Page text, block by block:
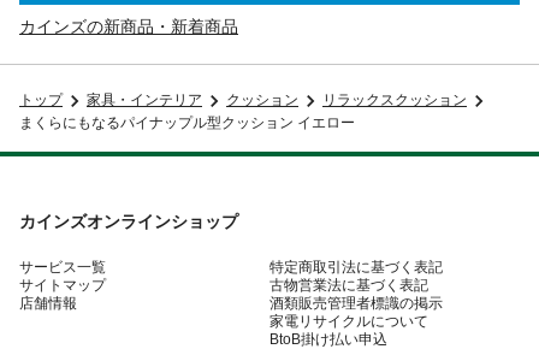
カインズの新商品・新着商品
トップ 家具・インテリア クッション
リラックスクッション
まくらにもなるパイナップル型クッション イエロー
カインズオンラインショップ
サービス一覧
サイトマップ
店舗情報
特定商取引法に基づく表記
古物営業法に基づく表記
酒類販売管理者標識の掲示
家電リサイクルについて
BtoB掛け払い申込